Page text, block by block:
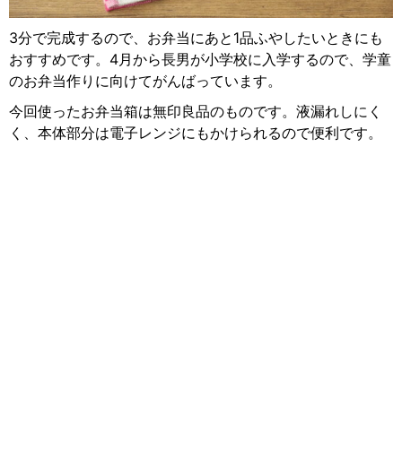
3分で完成するので、お弁当にあと1品ふやしたいときにも
おすすめです。4月から長男が小学校に入学するので、学童
のお弁当作りに向けてがんばっています。
今回使ったお弁当箱は無印良品のものです。液漏れしにく
く、本体部分は電子レンジにもかけられるので便利です。